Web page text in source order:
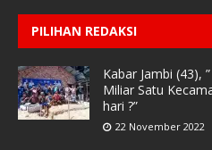
PILIHAN REDAKSI
Kabar Jambi (43),
Miliar Satu
hari ?”
22 November 2022